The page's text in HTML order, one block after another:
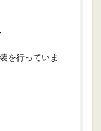
を行っていま